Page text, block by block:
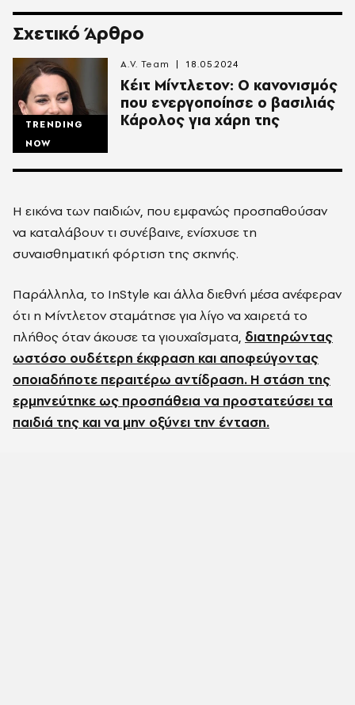
Σχετικό Άρθρο
TRENDING
NOW
Κέιτ Μίντλετον: Ο κανονισμός
που ενεργοποίησε ο βασιλιάς
Κάρολος για χάρη της
A.V. Team 18.05.2024
Η εικόνα των παιδιών, που εμφανώς προσπαθούσαν
να καταλάβουν τι συνέβαινε, ενίσχυσε τη
συναισθηματική φόρτιση της σκηνής.
Παράλληλα, το InStyle και άλλα διεθνή μέσα ανέφεραν
ότι η Μίντλετον σταμάτησε για λίγο να χαιρετά το
πλήθος όταν άκουσε τα γιουχαΐσματα, διατηρώντας
ωστόσο ουδέτερη έκφραση και αποφεύγοντας
οποιαδήποτε περαιτέρω αντίδραση. Η στάση της
ερμηνεύτηκε ως προσπάθεια να προστατεύσει τα
παιδιά της και να μην οξύνει την ένταση.